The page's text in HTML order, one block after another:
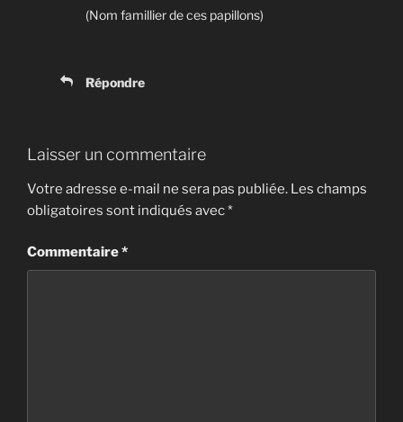
(Nom famillier de ces papillons)
Répondre
Laisser un commentaire
Votre adresse e-mail ne sera pas publiée. Les champs
obligatoires sont indiqués avec*
Commentaire*